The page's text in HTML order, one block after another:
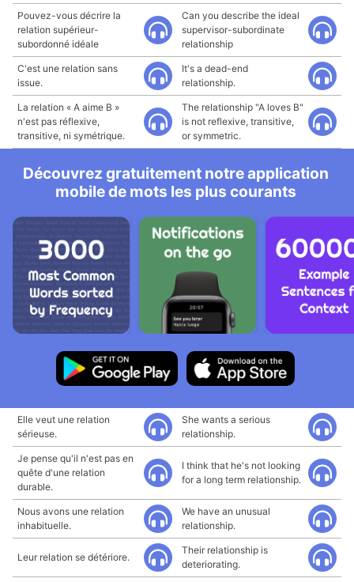
Pouvez-vous décrire la
relation supérieur-
subordonné idéale
Can you describe the ideal
supervisor-subordinate
relationship
C'est une relation sans
issue.
It's a dead-end
relationship.
La relation « A aime B »
n'est pas réflexive,
transitive, ni symétrique.
The relationship "A loves B"
is not reflexive, transitive,
or symmetric.
Découvrez gratuitement notre application
mobile de mots les plus courants
Elle veut une relation
sérieuse.
She wants a serious
relationship.
Je pense qu'il n'est pas en
quête d'une relation
durable.
I think that he's not looking
for a long term relationship.
Nous avons une relation
inhabituelle.
We have an unusual
relationship.
Leur relation se détériore.
Their relationship is
deteriorating.